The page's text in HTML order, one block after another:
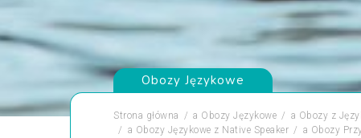
Obozy Językowe
Strona główna a Obozy Językowe a Obozy z
a Obozy Językowe z Native Speaker a Obozy